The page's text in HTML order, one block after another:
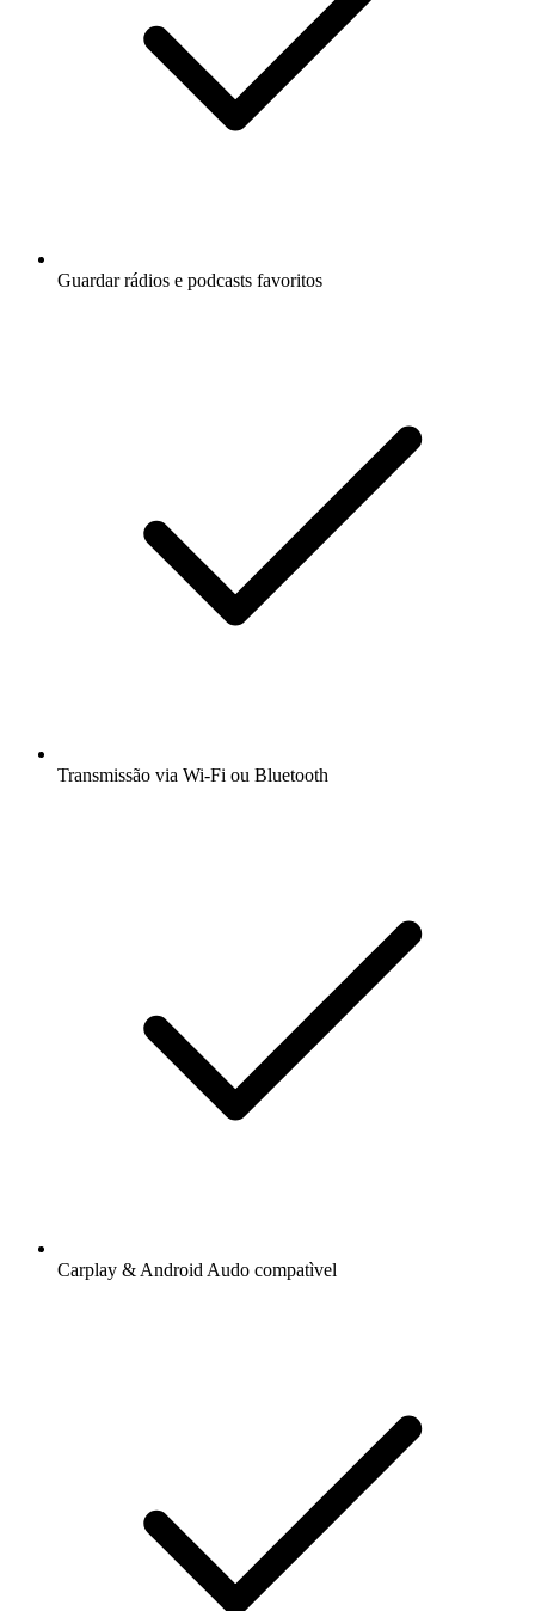
Guardar rádios e podcasts favoritos
Transmissão via Wi-Fi ou Bluetooth
Carplay & Android Audo compatìvel